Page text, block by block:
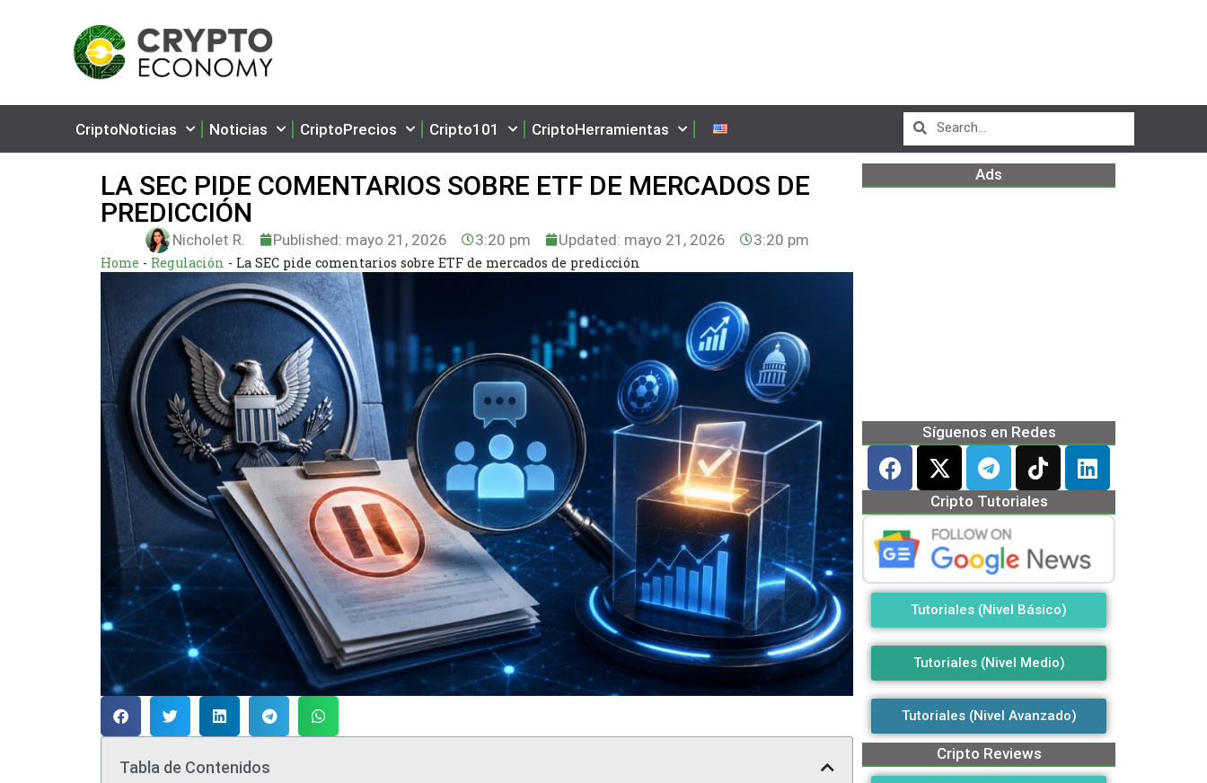
CriptoNoticias Noticias CriptoPrecios Cripto101 CriptoHerramientas
LA SEC PIDE COMENTARIOS SOBRE ETF DE MERCADOS DE
PREDICCIÓN
Nicholet R. Published: mayo 21, 2026 3:20 pm Updated: mayo 21, 2026 3:20 pm
Home - Regulación - La SEC pide comentarios sobre ETF de mercados de predicción
Tabla de Contenidos
Ads
Síguenos en Redes
Cripto Tutoriales
Tutoriales (Nivel Básico)
Tutoriales (Nivel Medio)
Tutoriales (Nivel Avanzado)
Cripto Reviews